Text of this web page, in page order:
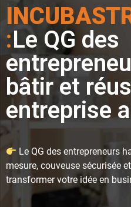
:Le QG des
bâtir et
entreprise
Le QG des entrepreneurs
mesure, couveuse sécurisée
transformer votre idée en